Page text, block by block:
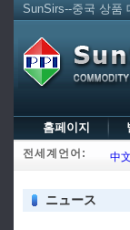
SunSirs--중국 상품
홈페이지
전세계언어: 中文
ニュース